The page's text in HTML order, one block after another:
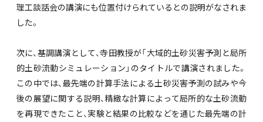
理工談話会の講演にも位置付けられているとの説明がなされま
した。
次に、基調講演として、寺田教授が「大域的土砂災害予測と局所
的土砂流動シミュレーション」のタイトルで講演されました。
この中では、最先端の計算手法による土砂災害予測の試みや今
後の展望に関する説明、精緻な計算によって局所的な土砂流動
を再現できたこと、実験と結果の比較などを通じた最先端の計